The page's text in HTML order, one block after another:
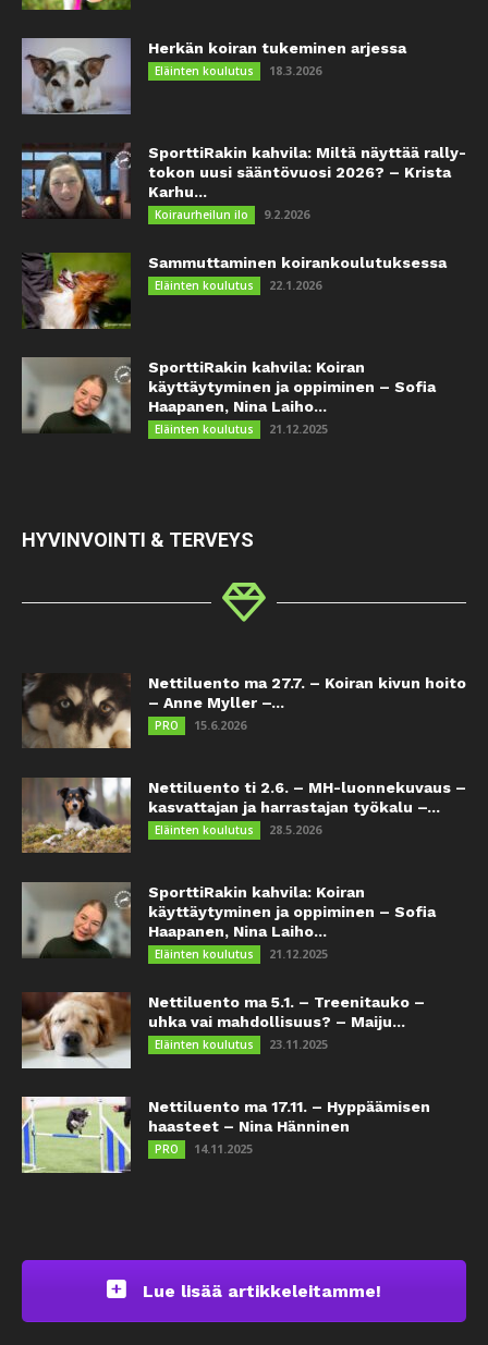
Herkän koiran tukeminen arjessa
Eläinten koulutus 18.3.2026
SporttiRakin kahvila: Miltä näyttää rally-
tokon uusi sääntövuosi 2026? – Krista
Karhu...
Koiraurheilun ilo 9.2.2026
Sammuttaminen koirankoulutuksessa
Eläinten koulutus 22.1.2026
SporttiRakin kahvila: Koiran
käyttäytyminen ja oppiminen – Sofia
Haapanen, Nina Laiho...
Eläinten koulutus 21.12.2025
HYVINVOINTI & TERVEYS
Nettiluento ma 27.7. – Koiran kivun hoito
– Anne Myller –...
PRO 15.6.2026
Nettiluento ti 2.6. – MH-luonnekuvaus –
kasvattajan ja harrastajan työkalu –...
Eläinten koulutus 28.5.2026
SporttiRakin kahvila: Koiran
käyttäytyminen ja oppiminen – Sofia
Haapanen, Nina Laiho...
Eläinten koulutus 21.12.2025
Nettiluento ma 5.1. – Treenitauko –
uhka vai mahdollisuus? – Maiju...
Eläinten koulutus 23.11.2025
Nettiluento ma 17.11. – Hyppäämisen
haasteet – Nina Hänninen
PRO 14.11.2025
Lue lisää artikkeleitamme!